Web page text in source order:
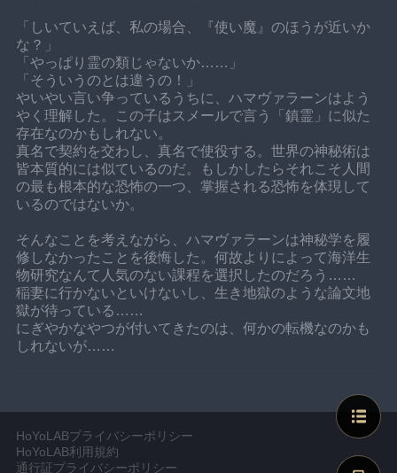
「しいていえば、私の場合、『使い魔』のほうが近いか
な？」
「やっぱり霊の類じゃないか……」
「そういうのとは違うの！」
やいやい言い争っているうちに、ハマヴァラーンはよう
やく理解した。この子はスメールで言う「鎮霊」に似た
存在なのかもしれない。
真名で契約を交わし、真名で使役する。世界の神秘術は
皆本質的には似ているのだ。もしかしたらそれこそ人間
の最も根本的な恐怖の一つ、掌握される恐怖を体現して
いるのではないか。
そんなことを考えながら、ハマヴァラーンは神秘学を履
修しなかったことを後悔した。何故よりによって海洋生
物研究なんて人気のない課程を選択したのだろう……
稲妻に行かないといけないし、生き地獄のような論文地
獄が待っている……
にぎやかなやつが付いてきたのは、何かの転機なのかも
しれないが……
HoYoLABプライバシーポリシー
HoYoLAB利用規約
通行証プライバシーポリシー